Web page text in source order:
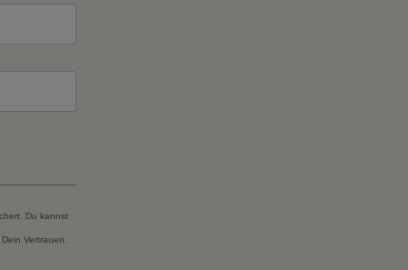
Du kannst
Dein Vertrauen.